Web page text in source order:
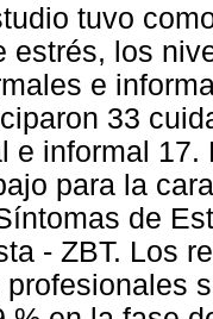
tuvo
estrés, los
e
33
e informal
para la
de
- ZBT. Los